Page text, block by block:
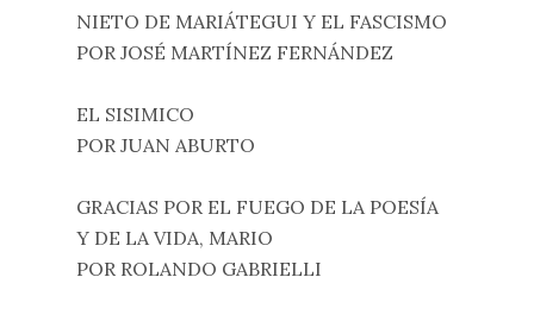
NIETO DE MARIÁTEGUI Y EL FASCISMO
POR JOSÉ MARTÍNEZ FERNÁNDEZ
EL SISIMICO
POR JUAN ABURTO
GRACIAS POR EL FUEGO DE LA POESÍA
Y DE LA VIDA, MARIO
POR ROLANDO GABRIELLI